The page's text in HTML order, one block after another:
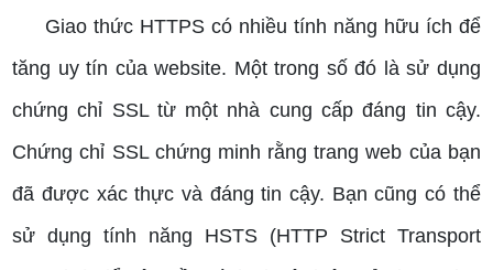
Giao thức HTTPS có nhiều tính năng hữu ích để
tăng uy tín của website. Một trong số đó là sử dụng
chứng chỉ SSL từ một nhà cung cấp đáng tin cậy.
Chứng chỉ SSL chứng minh rằng trang web của bạn
đã được xác thực và đáng tin cậy. Bạn cũng có thể
sử dụng tính năng HSTS (HTTP Strict Transport